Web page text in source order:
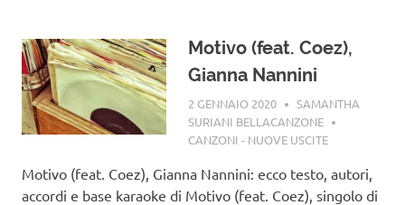
Motivo (feat. Coez),
Gianna Nannini
2 GENNAIO 2020
SAMANTHA
SURIANI BELLACANZONE
CANZONI - NUOVE USCITE
Motivo (feat. Coez), Gianna Nannini: ecco testo, autori,
accordi e base karaoke di Motivo (feat. Coez), singolo di